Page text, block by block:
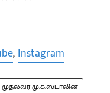
, Instagram
முதல்வர் மு.க.ஸ்டாலின்